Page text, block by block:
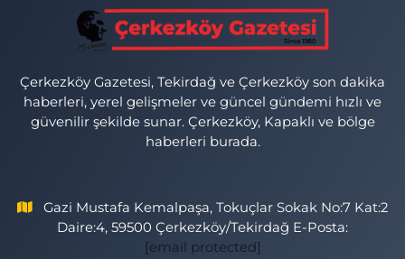
Çerkezköy Gazetesi, Tekirdağ ve Çerkezköy son dakika
haberleri, yerel gelişmeler ve güncel gündemi hızlı ve
güvenilir şekilde sunar. Çerkezköy, Kapaklı ve bölge
haberleri burada.
Gazi Mustafa Kemalpaşa, Tokuçlar Sokak No:7 Kat:2
Daire:4, 59500 Çerkezköy/Tekirdağ E-Posta:
[email protected]